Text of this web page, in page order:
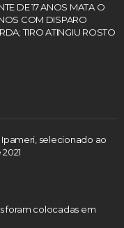
DE 17 ANOS MATA O
COM DISPARO
TIRO ATINGIU ROSTO
selecionado ao
foram colocadas em